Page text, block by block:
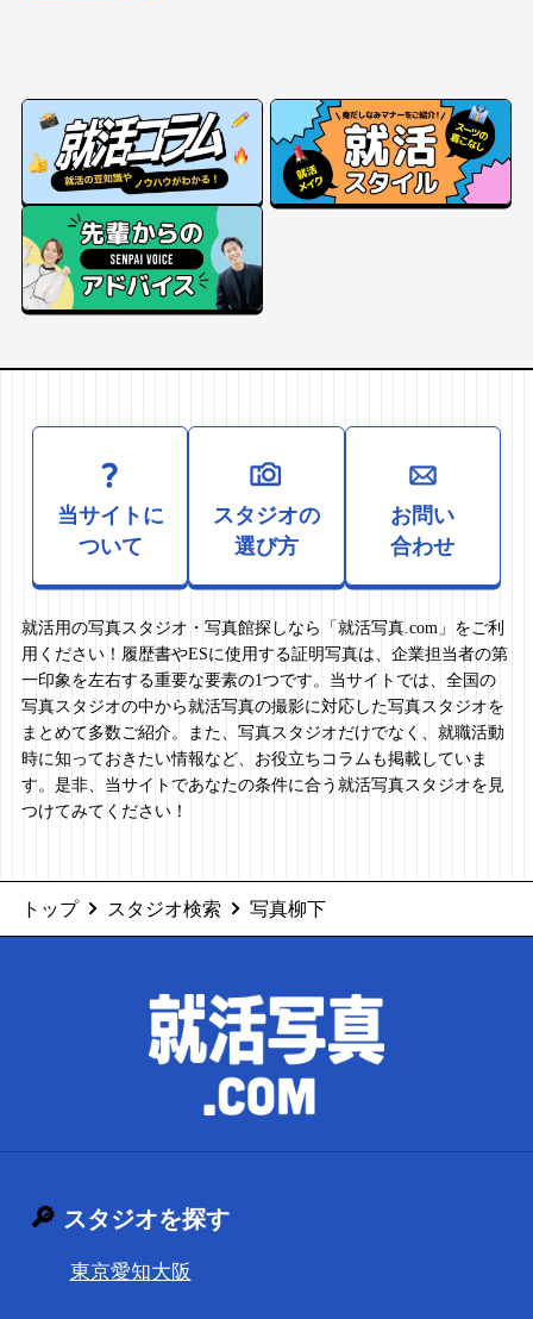
当サイトに
ついて
スタジオの
選び方
お問い
合わせ
就活用の写真スタジオ・写真館探しなら「就活写真.com」をご利
用ください！履歴書やESに使用する証明写真は、企業担当者の第
一印象を左右する重要な要素の1つです。当サイトでは、全国の
写真スタジオの中から就活写真の撮影に対応した写真スタジオを
まとめて多数ご紹介。また、写真スタジオだけでなく、就職活動
時に知っておきたい情報など、お役立ちコラムも掲載していま
す。是非、当サイトであなたの条件に合う就活写真スタジオを見
つけてみてください！
トップ スタジオ検索 写真柳下
🔎 スタジオを探す
東京愛知大阪